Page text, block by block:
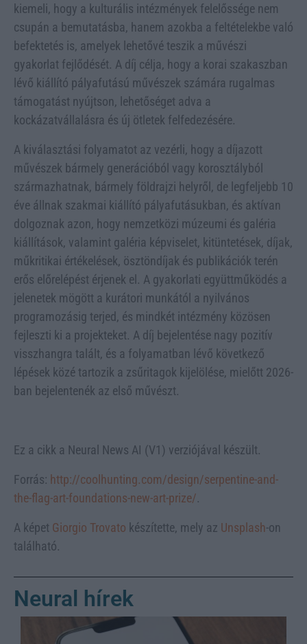
kiemeli, hogy a kulturális intézmények felelőssége nem
csupán a bemutatásba, hanem azokba a feltételekbe való
befektetés is, amelyek lehetővé teszik a művészi
gyakorlat fejlődését. A díj célja, hogy a korai szakaszban
lévő kiállító pályafutású művészek számára rugalmas
támogatást nyújtson, lehetőséget adva a
kockázatvállalásra és új ötletek felfedezésére.
A kiválasztási folyamatot az vezérli, hogy a díjazott
művészek bármely generációból vagy korosztályból
származhatnak, bármely földrajzi helyről, de legfeljebb 10
éve állnak szakmai kiállító pályafutásukban, és aktívan
dolgoznak azon, hogy nemzetközi múzeumi és galéria
kiállítások, valamint galéria képviselet, kitüntetések, díjak,
műkritikai értékelések, ösztöndíjak és publikációk terén
erős előrelépést érjenek el. A gyakorlati együttműködés a
jelenetek mögött a kurátori munkától a nyilvános
programozásig terjed, és mindkét intézmény közösen
fejleszti ki a projekteket. A díj bejelentése nagy pozitív
visszhangra talált, és a folyamatban lévő következő
lépések közé tartozik a zsűritagok kijelölése, mielőtt 2026-
ban bejelentenék az első művészt.
Ez a cikk a Neural News AI (V1) verziójával készült.
Forrás: http://coolhunting.com/design/serpentine-and-
the-flag-art-foundations-new-art-prize/.
A képet Giorgio Trovato készítette, mely az Unsplash-on
található.
Neural hírek